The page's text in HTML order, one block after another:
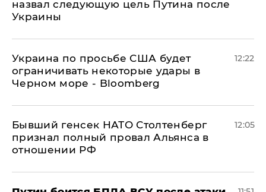
назвал следующую цель Путина после
Украины
Украина по просьбе США будет
ограничивать некоторые удары в
Черном море - Bloomberg
12:22
Бывший генсек НАТО Столтенберг
признал полный провал Альянса в
отношении РФ
12:05